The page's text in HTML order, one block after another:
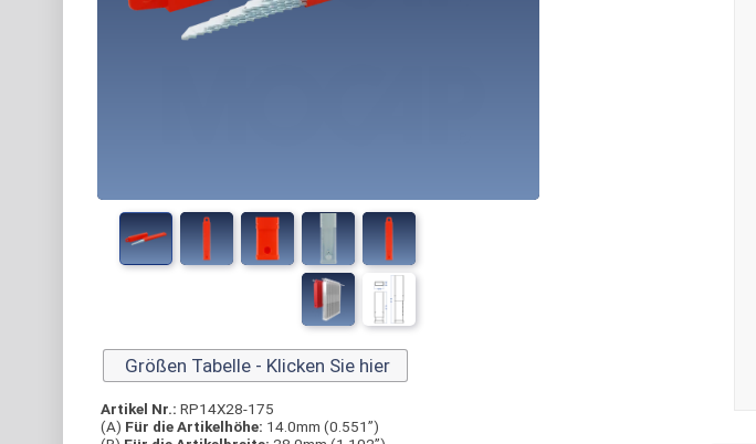
Größen Tabelle - Klicken Sie hier
Artikel Nr.: RP14X28-175
(A) Für die Artikelhöhe: 14.0mm (0.551”)